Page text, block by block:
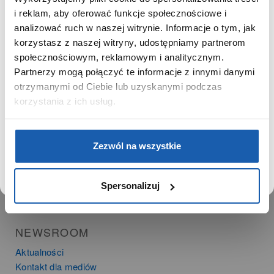
i reklam, aby oferować funkcje społecznościowe i
analizować ruch w naszej witrynie. Informacje o tym, jak
korzystasz z naszej witryny, udostępniamy partnerom
społecznościowym, reklamowym i analitycznym.
Partnerzy mogą połączyć te informacje z innymi danymi
otrzymanymi od Ciebie lub uzyskanymi podczas
korzystania z ich usług.
Zezwól na wszystkie
Spersonalizuj
Kariera
Zgoda na ciasteczka
PRODUKTY
Zegarki
Instrumenty muzyczne
Kalkulatory
SIECI SPRZEDAŻY
Time Trend
Salony muzyczne Riff
Noble Place
NEWSROOM
Aktualności
Kontakt dla mediów
SZANOWNY UŻYTKOWNIKU,
SZANOWNA UŻYTKOWNICZKO
Używamy plików cookie w celach analitycznych,
statystycznych i marketingowych, w tym aby analizować
ruch w tej witrynie, optymalizować jej działanie oraz
zapamiętywać Twoje preferencje.